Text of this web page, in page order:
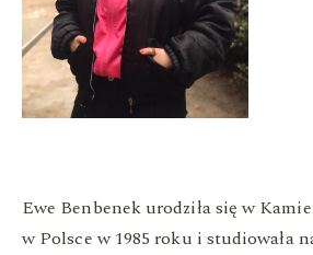
Ewe Benbenek urodziła się w
w Polsce w 1985 roku i studiowała